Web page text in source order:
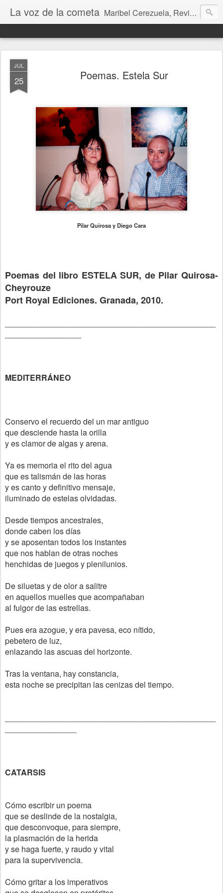
La voz de la cometa Maribel Cerezuela, Revista cultural, Diario voz, La magia de las artes. Tu voz en Internet, Cultura, Literatura, Revista, Fotografías, Audio, Entrevistas, Arte, Ajedrez, Lecturas
JUL
25 Poemas. Estela Sur
Pilar Quirosa y Diego Cara
Poemas del libro ESTELA SUR, de Pilar Quirosa-
Cheyrouze
Port Royal Ediciones. Granada, 2010.
MEDITERRÁNEO
Conservo el recuerdo del un mar antiguo
que desciende hasta la orilla
y es clamor de algas y arena.
Ya es memoria el rito del agua
que es talismán de las horas
y es canto y definitivo mensaje,
iluminado de estelas olvidadas.
Desde tiempos ancestrales,
donde caben los días
y se aposentan todos los instantes
que nos hablan de otras noches
henchidas de juegos y plenilunios.
De siluetas y de olor a salitre
en aquellos muelles que acompañaban
al fulgor de las estrellas.
Pues era azogue, y era pavesa, eco nítido,
pebetero de luz,
enlazando las ascuas del horizonte.
Tras la ventana, hay constancia,
esta noche se precipitan las cenizas del tiempo.
CATARSIS
Cómo escribir un poema
que se deslinde de la nostalgia,
que desconvoque, para siempre,
la plasmación de la herida
y se haga fuerte, y raudo y vital
para la supervivencia.
Cómo gritar a los imperativos